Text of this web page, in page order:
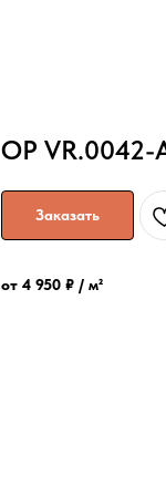
OP VR.0042-
Заказать
от 4 950 ₽ / м²